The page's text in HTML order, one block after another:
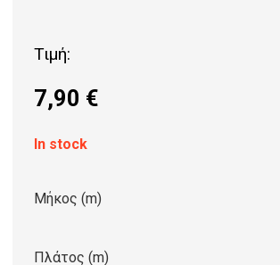
Τιμή:
7,90 €
In stock
Μήκος (m)
Πλάτος (m)